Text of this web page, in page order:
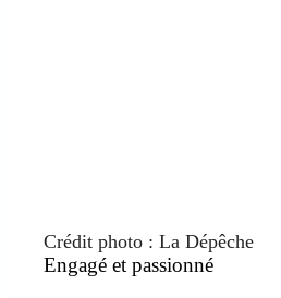
Crédit photo : La Dépêche
Engagé et passionné